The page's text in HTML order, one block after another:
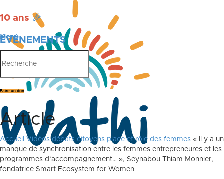
10 ans 🎉
ÉVÉNEMENTS
PUBLICATIONS
Menu
Faire un don
Article
Accueil Vidéos débats citoyens place et rôle des femmes « Il y a un
manque de synchronisation entre les femmes entrepreneures et les
programmes d’accompagnement… », Seynabou Thiam Monnier,
fondatrice Smart Ecosystem for Women